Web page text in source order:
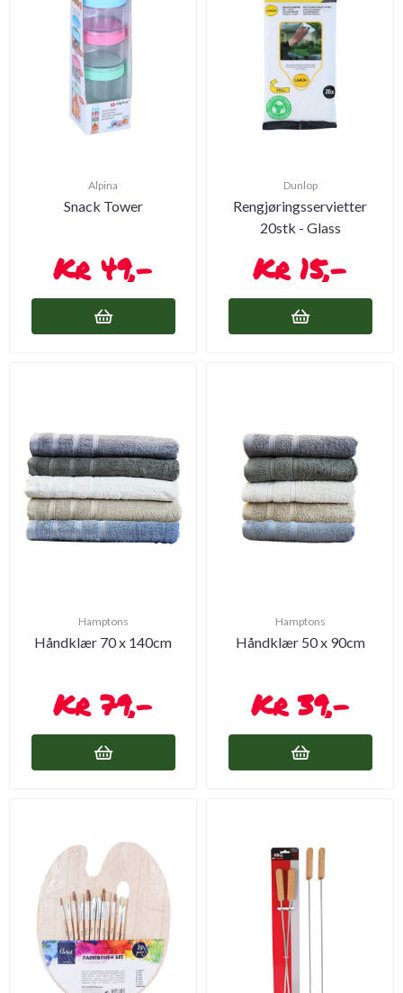
Alpina
Snack Tower
49,-
Dunlop
Rengjøringsservietter
20stk - Glass
15,-
Hamptons
Håndklær 70 x 140cm
79,-
Hamptons
Håndklær 50 x 90cm
39,-